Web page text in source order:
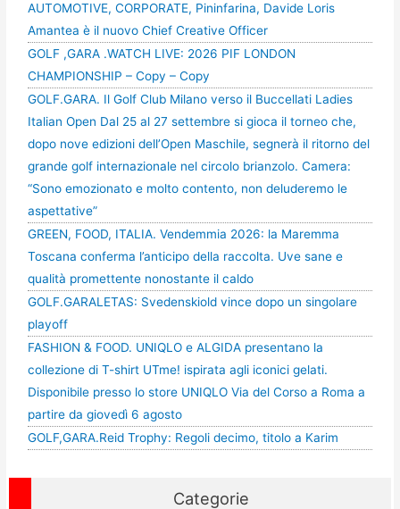
AUTOMOTIVE, CORPORATE, Pininfarina, Davide Loris
Amantea è il nuovo Chief Creative Officer
GOLF ,GARA .WATCH LIVE: 2026 PIF LONDON
CHAMPIONSHIP – Copy – Copy
GOLF.GARA. Il Golf Club Milano verso il Buccellati Ladies
Italian Open Dal 25 al 27 settembre si gioca il torneo che,
dopo nove edizioni dell’Open Maschile, segnerà il ritorno del
grande golf internazionale nel circolo brianzolo. Camera:
“Sono emozionato e molto contento, non deluderemo le
aspettative”
GREEN, FOOD, ITALIA. Vendemmia 2026: la Maremma
Toscana conferma l’anticipo della raccolta. Uve sane e
qualità promettente nonostante il caldo
GOLF.GARALETAS: Svedenskiold vince dopo un singolare
playoff
FASHION & FOOD. UNIQLO e ALGIDA presentano la
collezione di T-shirt UTme! ispirata agli iconici gelati.
Disponibile presso lo store UNIQLO Via del Corso a Roma a
partire da giovedì 6 agosto
GOLF,GARA.Reid Trophy: Regoli decimo, titolo a Karim
Categorie